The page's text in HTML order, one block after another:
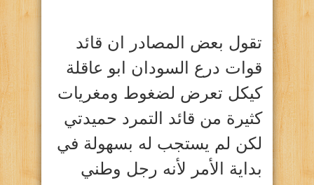
تقول بعض المصادر ان قائد
قوات درع السودان ابو عاقلة
كيكل تعرض لضغوط ومغريات
كثيرة من قائد التمرد حميدتي
لكن لم يستجب له بسهولة في
بداية الأمر لأنه رجل وطني